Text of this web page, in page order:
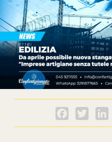
Facebook
Twitter